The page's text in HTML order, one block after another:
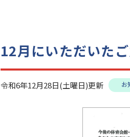
12月にいただいた
令和6年12月28日(土曜日)更新 お